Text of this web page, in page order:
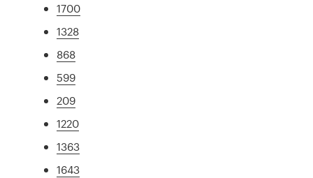
1700
1328
868
599
209
1220
1363
1643